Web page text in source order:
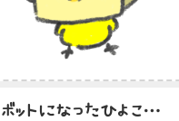
ロボットになったひよこのイラスト